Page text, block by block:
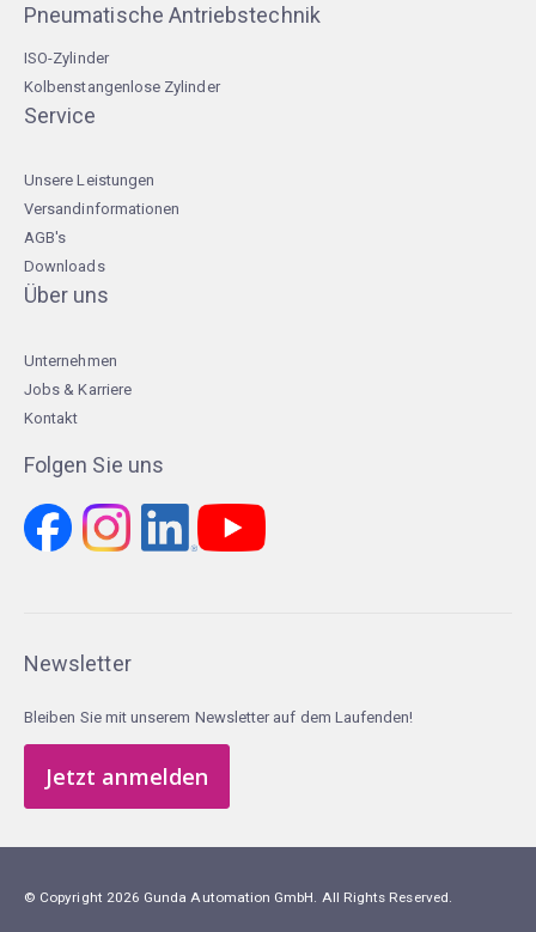
Pneumatische Antriebstechnik
ISO-Zylinder
Kolbenstangenlose Zylinder
Service
Unsere Leistungen
Versandinformationen
AGB's
Downloads
Über uns
Unternehmen
Jobs & Karriere
Kontakt
Folgen Sie uns
Newsletter
Bleiben Sie mit unserem Newsletter auf dem Laufenden!
Jetzt anmelden
© Copyright 2026 Gunda Automation GmbH. All Rights Reserved.